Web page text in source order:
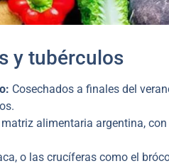
y tubérculos
Cosechados a finales del
matriz alimentaria argentina,
o las crucíferas como el